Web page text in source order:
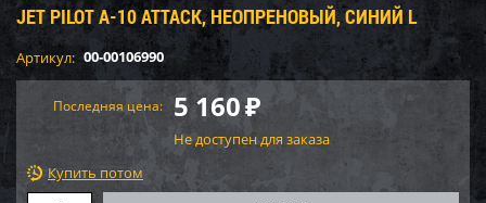
JET PILOT A-10 ATTACK, НЕОПРЕНОВЫЙ, СИНИЙ L
Артикул: 00-00106990
Последняя цена: 5 160₽
Не доступен для заказа
Купить потом